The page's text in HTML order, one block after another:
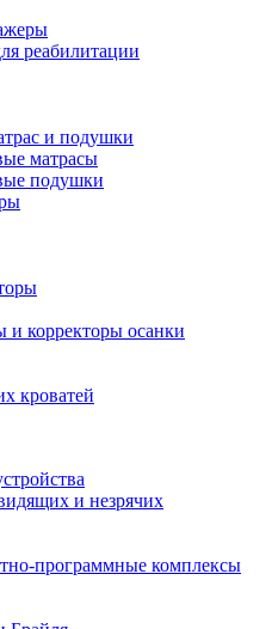
реабилитации
и подушки
матрасы
подушки
и корректоры осанки
кроватей
и незрячих
программные комплексы